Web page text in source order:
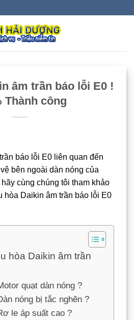
âm trần báo lỗi E0 !
Thành công
báo lỗi E0 liên quan đến
bên ngoài dàn nóng của
cùng chúng tôi tham khảo
hòa Daikin âm trần báo lỗi E0
hòa Daikin âm trần
quạt dàn nóng ?
nóng bị tắc nghẽn ?
le áp suất cao ?